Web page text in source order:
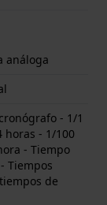
análoga
- 1/1
horas - 1/100
- Tiempo
Tiempos
de